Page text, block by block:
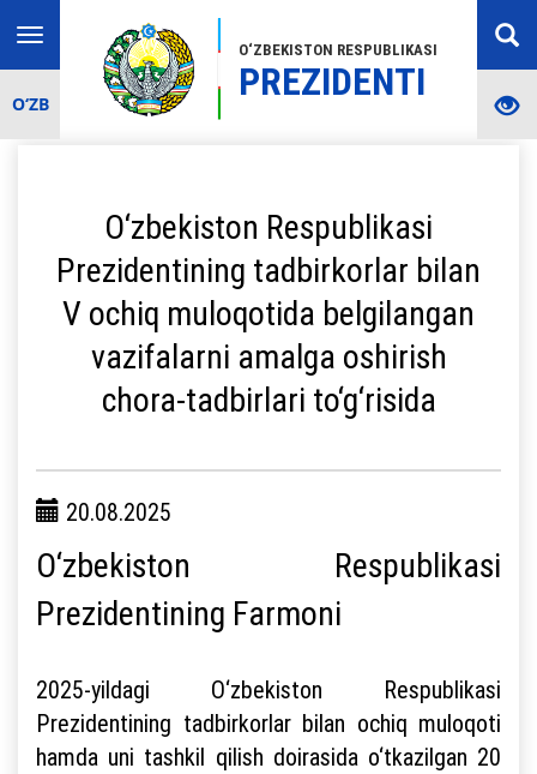
O‘ZBEKISTON RESPUBLIKASI
PREZIDENTI
Toggle
navigation
O‘ZB
O‘zbekiston Respublikasi
Prezidentining tadbirkorlar bilan
V ochiq muloqotida belgilangan
vazifalarni amalga oshirish
chora-tadbirlari to‘g‘risida
20.08.2025
O‘zbekiston Respublikasi
Prezidentining Farmoni
2025-yildagi O‘zbekiston Respublikasi
Prezidentining tadbirkorlar bilan ochiq muloqoti
hamda uni tashkil qilish doirasida o‘tkazilgan 20